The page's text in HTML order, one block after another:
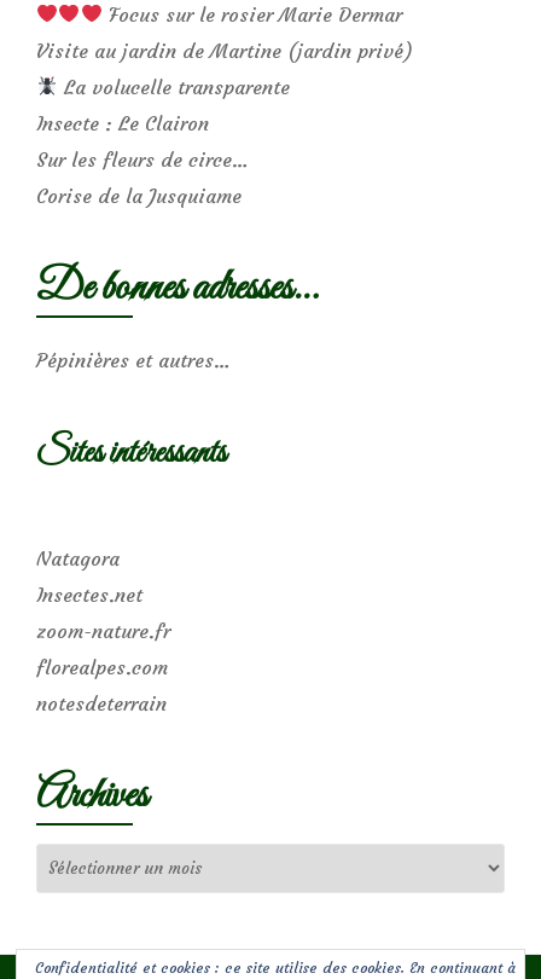
Focus sur le rosier Marie Dermar
Visite au jardin de Martine (jardin privé)
La volucelle transparente
Insecte : Le Clairon
Sur les fleurs de circe…
Corise de la Jusquiame
De bonnes adresses…
Pépinières et autres…
Sites intéressants
Natagora
Insectes.net
zoom-nature.fr
florealpes.com
notesdeterrain
Archives
Confidentialité et cookies : ce site utilise des cookies. En continuant à